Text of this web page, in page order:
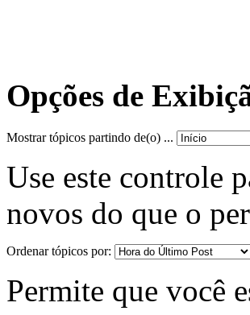
Opções de
Mostrar tópicos partindo de(o) ...
Use este controle
novos do que o
Ordenar tópicos por:
Permite que você